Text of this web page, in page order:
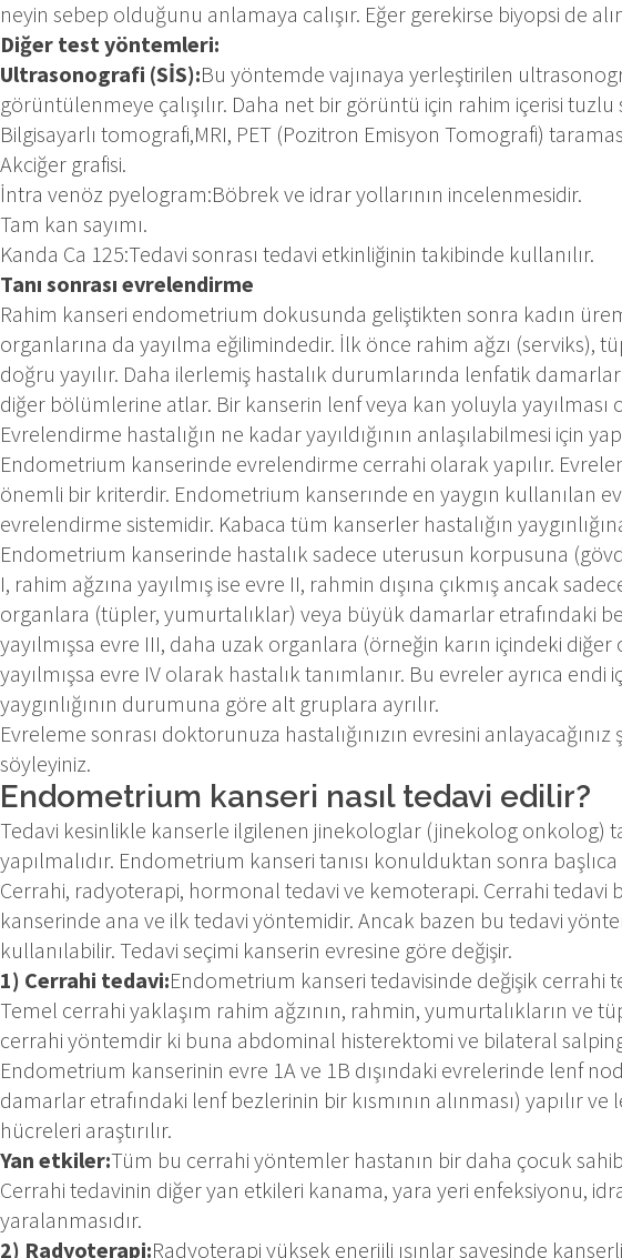
neyin sebep olduğunu anlamaya calışır. Eğer gerekirse biyopsi de
Diğer test yöntemleri:
Ultrasonografi (SİS):Bu yöntemde vajınaya yerleştirilen
görüntülenmeye çalışılır. Daha net bir görüntü için rahim içerisi
Bilgisayarlı tomografi,MRI, PET (Pozitron Emisyon Tomografi)
Akciğer grafisi.
İntra venöz pyelogram:Böbrek ve idrar yollarının incelenmesidir.
Tam kan sayımı.
Kanda Ca 125:Tedavi sonrası tedavi etkinliğinin takibinde kullanılır.
Tanı sonrası evrelendirme
Rahim kanseri endometrium dokusunda geliştikten sonra kadın
organlarına da yayılma eğilimindedir. İlk önce rahim ağzı (serviks),
doğru yayılır. Daha ilerlemiş hastalık durumlarında lenfatik damarlar
diğer bölümlerine atlar. Bir kanserin lenf veya kan yoluyla yayılması
Evrelendirme hastalığın ne kadar yayıldığının anlaşılabilmesi için
Endometrium kanserinde evrelendirme cerrahi olarak yapılır.
önemli bir kriterdir. Endometrium kanserınde en yaygın kullanılan
evrelendirme sistemidir. Kabaca tüm kanserler hastalığın
Endometrium kanserinde hastalık sadece uterusun korpusuna
I, rahim ağzına yayılmış ise evre II, rahmin dışına çıkmış ancak
organlara (tüpler, yumurtalıklar) veya büyük damarlar etrafındaki
yayılmışsa evre III, daha uzak organlara (örneğin karın içindeki
yayılmışsa evre IV olarak hastalık tanımlanır. Bu evreler ayrıca endi
yaygınlığının durumuna göre alt gruplara ayrılır.
Evreleme sonrası doktorunuza hastalığınızın evresini anlayacağınız
söyleyiniz.
Endometrium kanseri nasıl tedavi edilir?
Tedavi kesinlikle kanserle ilgilenen jinekologlar (jinekolog onkolog)
yapılmalıdır. Endometrium kanseri tanısı konulduktan sonra
Cerrahi, radyoterapi, hormonal tedavi ve kemoterapi. Cerrahi tedavi
kanserinde ana ve ilk tedavi yöntemidir. Ancak bazen bu tedavi
kullanılabilir. Tedavi seçimi kanserin evresine göre değişir.
1) Cerrahi tedavi:Endometrium kanseri tedavisinde değişik cerrahi
Temel cerrahi yaklaşım rahim ağzının, rahmin, yumurtalıkların ve
cerrahi yöntemdir ki buna abdominal histerektomi ve bilateral
Endometrium kanserinin evre 1A ve 1B dışındaki evrelerinde lenf
damarlar etrafındaki lenf bezlerinin bir kısmının alınması) yapılır
hücreleri araştırılır.
Yan etkiler:Tüm bu cerrahi yöntemler hastanın bir daha çocuk
Cerrahi tedavinin diğer yan etkileri kanama, yara yeri enfeksiyonu,
yaralanmasıdır.
2) Radyoterapi:Radyoterapi yüksek enerjili ışınlar sayesinde